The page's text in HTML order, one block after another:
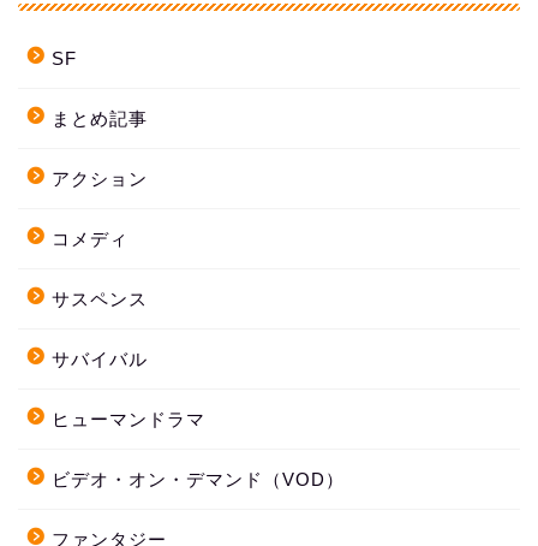
SF
まとめ記事
アクション
コメディ
サスペンス
サバイバル
ヒューマンドラマ
ビデオ・オン・デマンド（VOD）
ファンタジー